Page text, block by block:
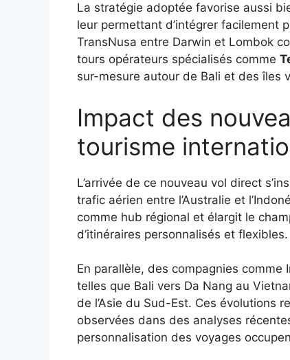
La stratégie adoptée favorise aussi
leur permettant d’intégrer facilement
TransNusa entre Darwin et Lombok
tours opérateurs spécialisés comme
sur-mesure autour de Bali et des îles
Impact des
tourisme
L’arrivée de ce nouveau vol direct
trafic aérien entre l’Australie et
comme hub régional et élargit le
d’itinéraires personnalisés et flexibles.
En parallèle, des compagnies
telles que Bali vers Da Nang au
de l’Asie du Sud-Est. Ces évolutions
observées dans des analyses
personnalisation des voyages